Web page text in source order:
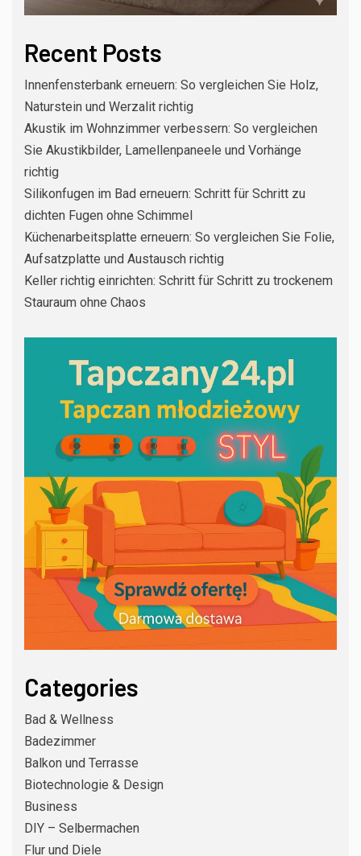
Recent Posts
Innenfensterbank erneuern: So vergleichen Sie Holz,
Naturstein und Werzalit richtig
Akustik im Wohnzimmer verbessern: So vergleichen
Sie Akustikbilder, Lamellenpaneele und Vorhänge
richtig
Silikonfugen im Bad erneuern: Schritt für Schritt zu
dichten Fugen ohne Schimmel
Küchenarbeitsplatte erneuern: So vergleichen Sie Folie,
Aufsatzplatte und Austausch richtig
Keller richtig einrichten: Schritt für Schritt zu trockenem
Stauraum ohne Chaos
Categories
Bad & Wellness
Badezimmer
Balkon und Terrasse
Biotechnologie & Design
Business
DIY – Selbermachen
Flur und Diele